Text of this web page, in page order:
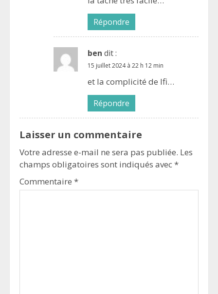
Répondre
ben dit :
15 juillet 2024 à 22 h 12 min
et la complicité de lfi…
Répondre
Laisser un commentaire
Votre adresse e-mail ne sera pas publiée. Les
champs obligatoires sont indiqués avec*
Commentaire *